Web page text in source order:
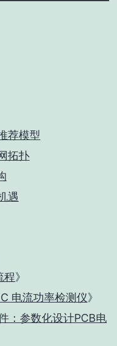
荐模型
拓扑
遇
程》
电流功率检测仪》
：参数化设计PCB电